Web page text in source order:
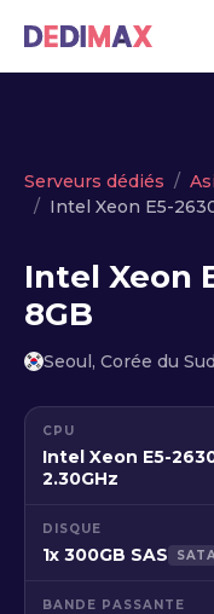
Serveurs dédiés
Intel Xeon E5-
Intel Xeon
8GB
Seoul, Corée du Sud
CPU
Intel Xeon E5-
2.30GHz
DISQUE
1x 300GB SAS SATA
BANDE PASSANTE